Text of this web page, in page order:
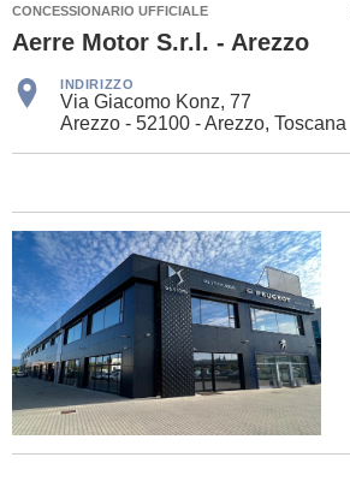
CONCESSIONARIO UFFICIALE
Aerre Motor S.r.l. - Arezzo
INDIRIZZO
Via Giacomo Konz, 77
Arezzo - 52100 - Arezzo, Toscana